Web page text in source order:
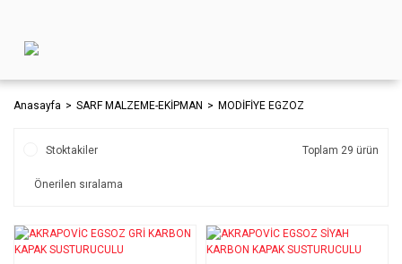
Anasayfa SARF MALZEME-EKİPMAN MODİFİYE EGZOZ
Stoktakiler Toplam 29 ürün